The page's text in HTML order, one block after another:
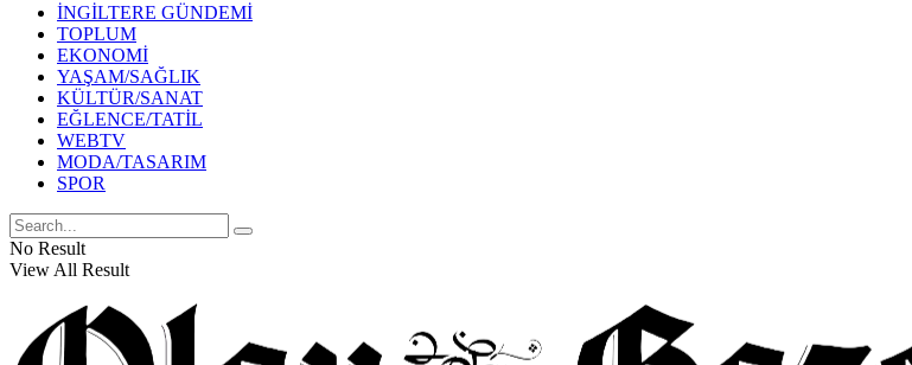
İNGİLTERE GÜNDEMİ
TOPLUM
EKONOMİ
YAŞAM/SAĞLIK
KÜLTÜR/SANAT
EĞLENCE/TATİL
WEBTV
MODA/TASARIM
SPOR
No Result
View All Result